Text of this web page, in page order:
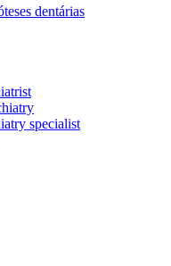
dentárias
specialist